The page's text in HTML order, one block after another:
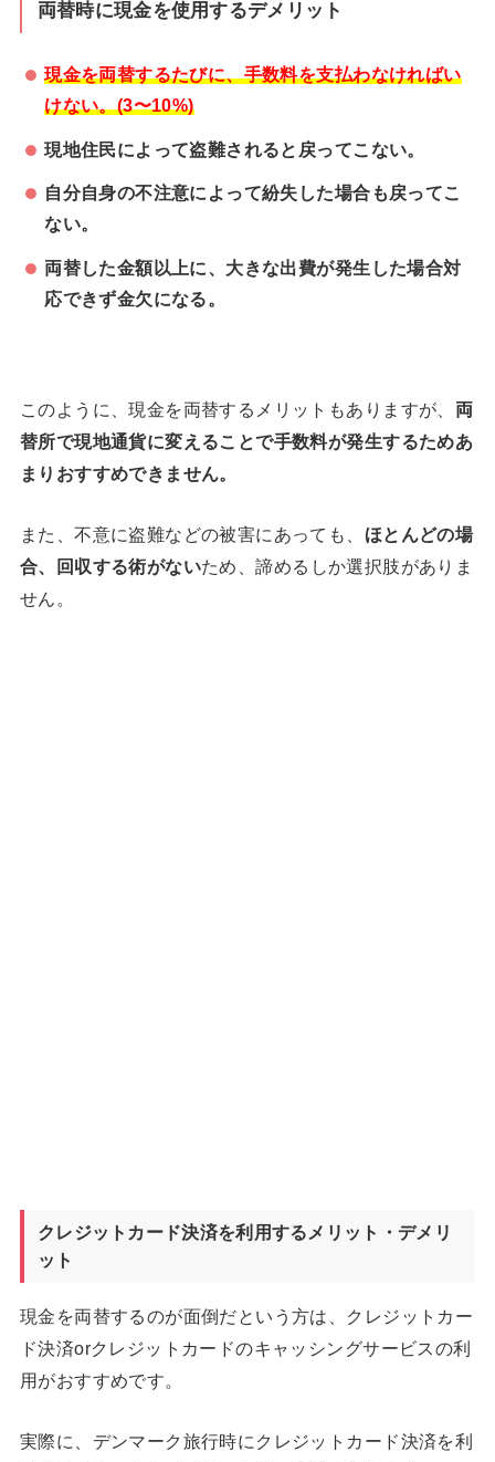
両替時に現金を使用するデメリット
現金を両替するたびに、手数料を支払わなければい
けない。(3〜10%)
現地住民によって盗難されると戻ってこない。
自分自身の不注意によって紛失した場合も戻ってこ
ない。
両替した金額以上に、大きな出費が発生した場合対
応できず金欠になる。
このように、現金を両替するメリットもありますが、 両
替所で現地通貨に変えることで手数料が発生するためあ
まりおすすめできません。
また、不意に盗難などの被害にあっても、 ほとんどの場
合、回収する術がないため、諦めるしか選択肢がありま
せん。
クレジットカード決済を利用するメリット・デメリ
ット
現金を両替するのが面倒だという方は、クレジットカー
ド決済orクレジットカードのキャッシングサービスの利
用がおすすめです。
実際に、デンマーク旅行時にクレジットカード決済を利